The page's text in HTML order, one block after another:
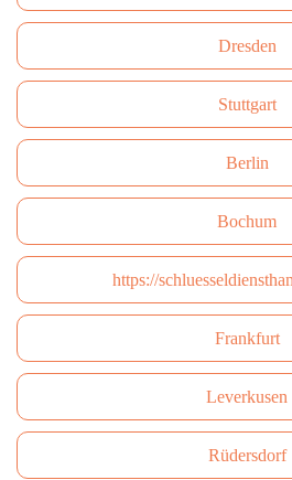
Dresden
Stuttgart
Berlin
Bochum
https://
Frankfurt
Leverkusen
Rüdersdorf